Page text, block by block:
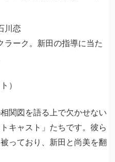
川恋
ラーク。新田の指導に当た
）
関図を語る上で欠かせない
キャスト」たちです。彼ら
っており、新田と尚美を翻